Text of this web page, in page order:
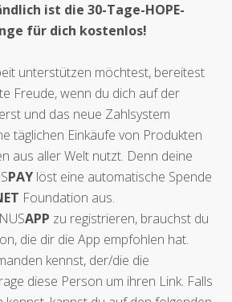
ist die 30-Tage-HOPE-
für dich kostenlos!
unterstützen möchtest, bereitest
Freude, wenn du dich auf der
und das neue Zahlsystem
täglichen Einkäufe von Produkten
aus aller Welt nutzt. Denn deine
PAY löst eine automatische Spende
Foundation aus.
APP zu registrieren, brauchst du
die dir die App empfohlen hat.
kennst, der/die die
diese Person um ihren Link. Falls